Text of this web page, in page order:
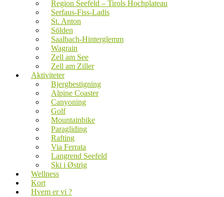
Region Seefeld – Tirols Hochplateau
Serfaus-Fiss-Ladis
St. Anton
Sölden
Saalbach-Hinterglemm
Wagrain
Zell am See
Zell am Ziller
Aktiviteter
Bjergbestigning
Alpine Coaster
Canyoning
Golf
Mountainbike
Paragliding
Rafting
Via Ferrata
Langrend Seefeld
Ski i Østrig
Wellness
Kort
Hvem er vi ?